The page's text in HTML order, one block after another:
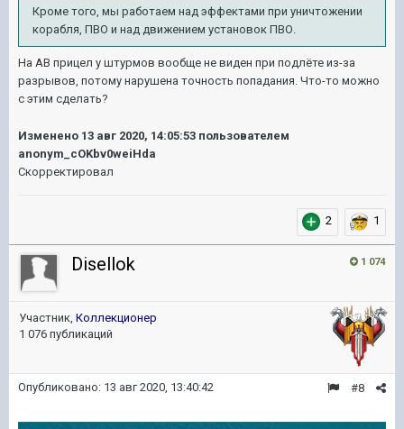
Кроме того, мы работаем над эффектами при уничтожении
корабля, ПВО и над движением установок ПВО.
На АВ прицел у штурмов вообще не виден при подлёте из-за
разрывов, потому нарушена точность попадания. Что-то можно
с этим сделать?
Изменено 13 авг 2020, 14:05:53 пользователем
anonym_cOKbv0weiHda
Скорректировал
2 1
1 074
Disellok
Участник, Коллекционер
1 076 публикаций
#8
Опубликовано: 13 авг 2020, 13:40:42